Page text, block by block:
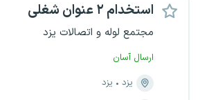
استخدام ۲ عنوان شغلی
مجتمع لوله و اتصالات یزد
ارسال آسان
یزد
یزد